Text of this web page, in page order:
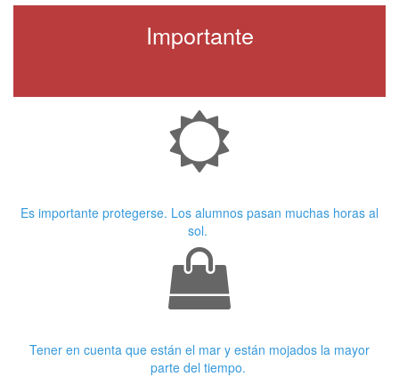
Importante
Es importante protegerse. Los alumnos pasan muchas horas al
sol.
Tener en cuenta que están el mar y están mojados la mayor
parte del tiempo.